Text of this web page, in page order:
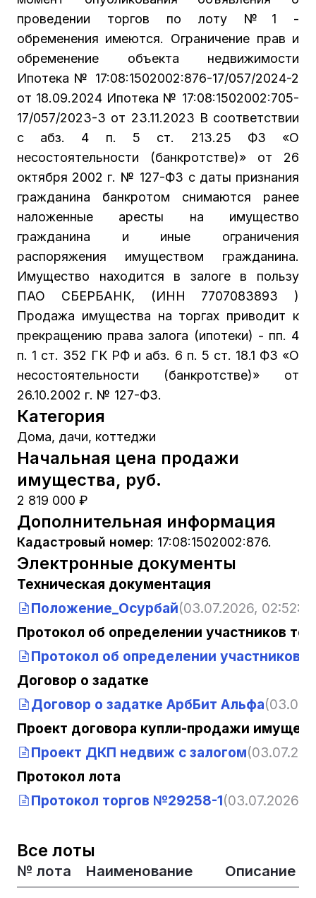
проведении торгов по лоту №1 -
обременения имеются. Ограничение прав и
обременение объекта недвижимости
Ипотека № 17:08:1502002:876-17/057/2024-2
от 18.09.2024 Ипотека № 17:08:1502002:705-
17/057/2023-3 от 23.11.2023 В соответствии
с абз. 4 п. 5 ст. 213.25 ФЗ «О
несостоятельности (банкротстве)» от 26
октября 2002 г. № 127-ФЗ с даты признания
гражданина банкротом снимаются ранее
наложенные аресты на имущество
гражданина и иные ограничения
распоряжения имуществом гражданина.
Имущество находится в залоге в пользу
ПАО СБЕРБАНК, (ИНН 7707083893 )
Продажа имущества на торгах приводит к
прекращению права залога (ипотеки) - пп. 4
п. 1 ст. 352 ГК РФ и абз. 6 п. 5 ст. 18.1 ФЗ «О
несостоятельности (банкротстве)» от
26.10.2002 г. № 127-ФЗ.
Категория
Дома, дачи, коттеджи
Начальная цена продажи
имущества, руб.
2 819 000 ₽
Дополнительная информация
Кадастровый номер: 17:08:1502002:876.
Электронные документы
Техническая документация
Положение_Осурбай(03.07.2026,
Протокол об определении участников
Протокол об определении участников
Договор о задатке
Договор о задатке АрбБит Альфа
Проект договора купли-продажи
Проект ДКП недвиж с залогом
Протокол лота
Протокол торгов №29258-1(03.07.2026,
Все лоты
№ лота Наименование Описание